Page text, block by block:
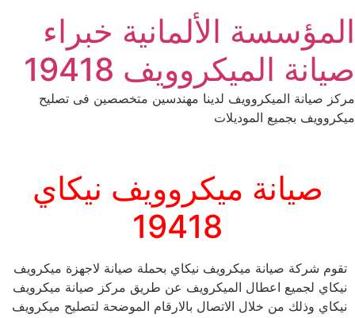
content
المؤسسة الألمانية خبراء
صيانة الميكروويف 19418
مركز صيانة الميكروويف لدينا مهندسين متخصصين فى تصليح
ميكروويف بجميع الموديلات
صيانة ميكروويف نيكاي
19418
تقوم شركة صيانة ميكرويف نيكاي بحملة صيانة لاجهزة ميكرويف
نيكاي لجميع اعطال الميكرويف عن طريق مركز صيانة ميكرويف
نيكاي وذلك من خلال الاتصال بالارقام الموضحة لتصليح ميكرويف